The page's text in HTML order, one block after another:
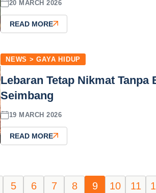
20 MARCH 2026
READ MORE
NEWS > GAYA HIDUP
Lebaran Tetap Nikmat
Seimbang
19 MARCH 2026
READ MORE
5 6 7 8 9 10 11